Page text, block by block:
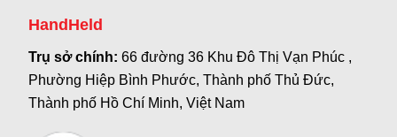
HandHeld
Trụ sở chính:66 đường 36 Khu Đô Thị Vạn Phúc ,
Phường Hiệp Bình Phước, Thành phố Thủ Đức,
Thành phố Hồ Chí Minh, Việt Nam